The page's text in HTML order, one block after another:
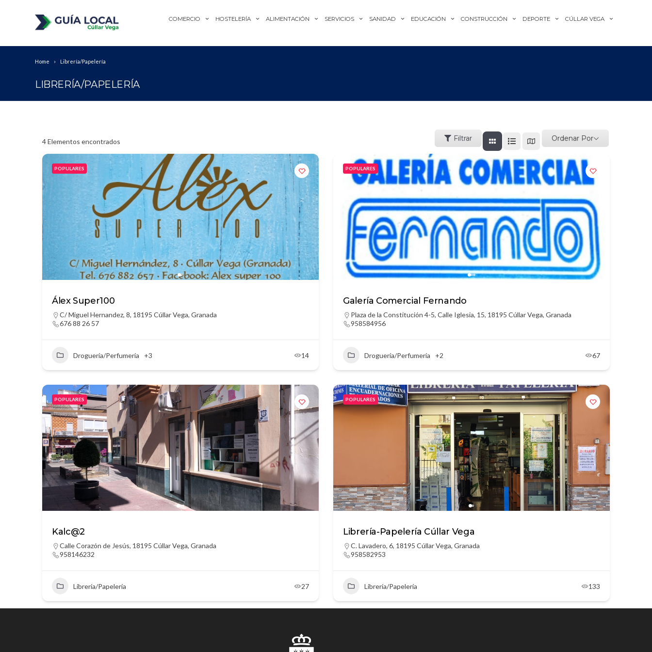
COMERCIO HOSTELERÍA ALIMENTACIÓN SERVICIOS SANIDAD EDUCACIÓN CONSTRUCCIÓN DEPORTE CÚLLAR VEGA
Home Librería/Papelería
LIBRERÍA/PAPELERÍA
4Elementos encontrados Filtrar Ordenar Por
POPULARES
Álex Super100
C/ Miguel Hernandez, 8, 18195 Cúllar Vega, Granada
676 88 26 57
Droguería/Perfumería +3 14
POPULARES
Galería Comercial Fernando
Plaza de la Constitución 4-5, Calle Iglesia, 15, 18195 Cúllar Vega, Granada
958584956
Droguería/Perfumería +2 67
POPULARES
Kalc@2
Calle Corazón de Jesús, 18195 Cúllar Vega, Granada
958146232
Librería/Papelería 27
POPULARES
Librería-Papelería Cúllar Vega
C. Lavadero, 6, 18195 Cúllar Vega, Granada
958582953
Librería/Papelería 133